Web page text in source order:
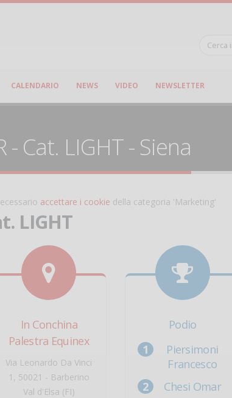
CALENDARIO NEWS VIDEO NEWSLETTER
- Cat. LIGHT - Siena
accettare i cookie della categoria 'Marketing'
LIGHT
In Conchina
Palestra Equinex
Via Leonardo Da Vinci
1, 50021 - Barberino
Val d'Elsa (FI)
Podio
Piersimoni
Francesco
Chesi Omar